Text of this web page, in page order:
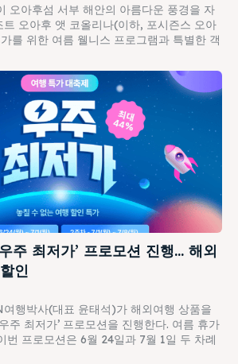
오아후섬 서부 해안의 아름다운 풍경을 자
오아후 앳 코올리나(이하, 포시즌스 오아
를 위한 여름 웰니스 프로그램과 특별한 객
주 최저가’ 프로모션 진행… 해외
인
행박사(대표 윤태석)가 해외여행 상품을
주 최저가’ 프로모션을 진행한다. 여름 휴가
번 프로모션은 6월 24일과 7월 1일 두 차례